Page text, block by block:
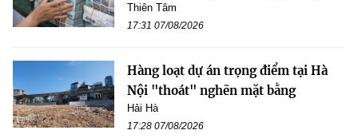
Thiên Tâm
17:31 07/08/2026
Hàng loạt dự án trọng điểm tại Hà
Nội "thoát" nghẽn mặt bằng
Hải Hà
17:28 07/08/2026